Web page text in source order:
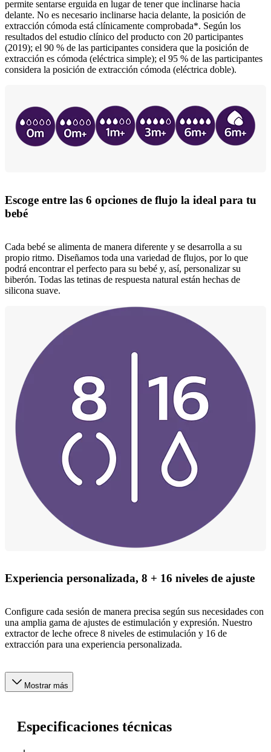
permite sentarse erguida en lugar de tener que inclinarse hacia
delante. No es necesario inclinarse hacia delante, la posición de
extracción cómoda está clínicamente comprobada*. Según los
resultados del estudio clínico del producto con 20 participantes
(2019); el 90 % de las participantes considera que la posición de
extracción es cómoda (eléctrica simple); el 95 % de las participantes
considera la posición de extracción cómoda (eléctrica doble).
Escoge entre las 6 opciones de flujo la ideal para tu
bebé
Cada bebé se alimenta de manera diferente y se desarrolla a su
propio ritmo. Diseñamos toda una variedad de flujos, por lo que
podrá encontrar el perfecto para su bebé y, así, personalizar su
biberón. Todas las tetinas de respuesta natural están hechas de
silicona suave.
Experiencia personalizada, 8 + 16 niveles de ajuste
Configure cada sesión de manera precisa según sus necesidades con
una amplia gama de ajustes de estimulación y expresión. Nuestro
extractor de leche ofrece 8 niveles de estimulación y 16 de
extracción para una experiencia personalizada.
Mostrar más
Especificaciones técnicas